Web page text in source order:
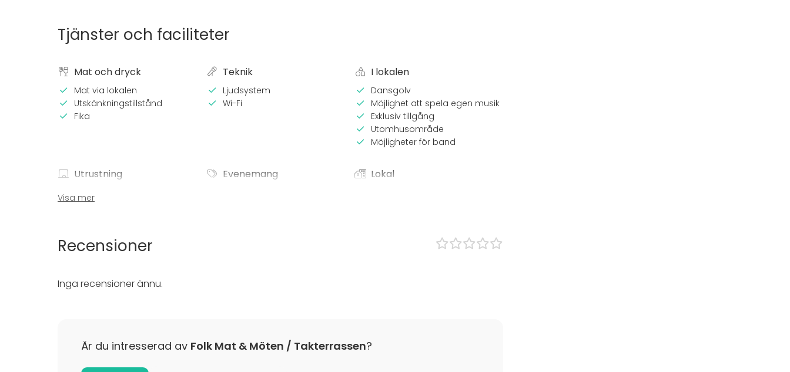
Tjänster och faciliteter
Mat och dryck
Mat via lokalen
Utskänkningstillstånd
Fika
Teknik
Ljudsystem
Wi-Fi
I lokalen
Dansgolv
Möjlighet att spela egen musik
Exklusiv tillgång
Utomhusområde
Möjligheter för band
Utrustning
Servis
Evenemang Lokal
Visa mer
Recensioner
Inga recensioner ännu.
Är du intresserad av Folk Mat & Möten / Takterrassen?